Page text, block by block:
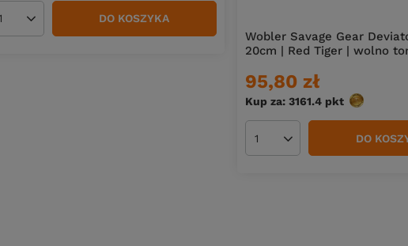
Ilość produktów DO KOSZYKA
Wobler Savage Gear
20cm | Red Tiger | wolno
95,80 zł
Kup za: 3161.4 pkt punktów
Ilość produktów DO